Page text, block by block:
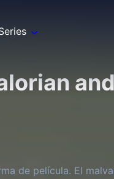
de película. El